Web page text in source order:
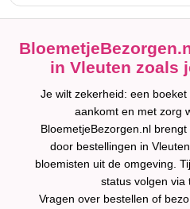
in Vleuten zoals
Je wilt zekerheid: een
aankomt en met zorg
BloemetjeBezorgen.nl
door bestellingen in
bloemisten uit de omgeving.
status volgen via
Vragen over bestellen of